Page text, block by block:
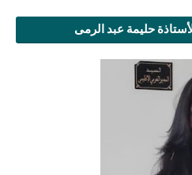
حليمة عبد الرمى